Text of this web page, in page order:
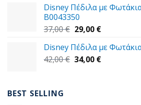
59,00 €.είναι:
Disney Πέδιλα με
B0043350
37,00€ Original
was:
37,00 €.
29,00 €Η
τιμή
είναι:
Disney Πέδιλα με
42,00€ Original
34,00 €Η
BEST SELLING